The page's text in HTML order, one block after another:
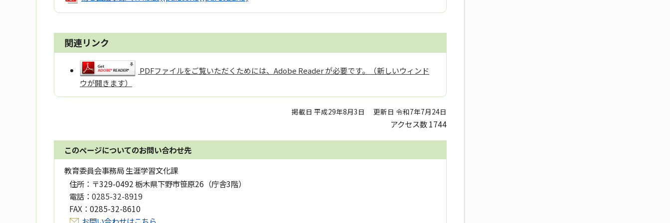
関連リンク
PDFファイルをご覧いただくためには、Adobe Reader が必要です。（新しいウィンド
ウが開きます）
掲載日 平成29年8月3日 更新日 令和7年7月24日
アクセス数1744
このページについてのお問い合わせ先
教育委員会事務局 生涯学習文化課
住所： 〒329-0492 栃木県下野市笹原26（庁舎3階）
電話： 0285-32-8919
FAX： 0285-32-8610
お問い合わせはこちら